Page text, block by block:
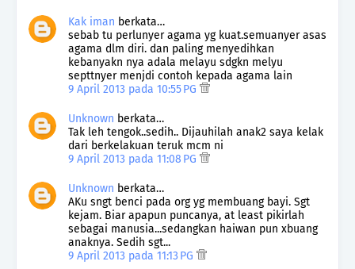
Kak iman berkata…
sebab tu perlunyer agama yg kuat.semuanyer asas
agama dlm diri. dan paling menyedihkan
kebanyakn nya adala melayu sdgkn melyu
septtnyer menjdi contoh kepada agama lain
9 April 2013 pada 10:55 PG
Unknown berkata…
Tak leh tengok..sedih.. Dijauhilah anak2 saya kelak
dari berkelakuan teruk mcm ni
9 April 2013 pada 11:08 PG
Unknown berkata…
AKu sngt benci pada org yg membuang bayi. Sgt
kejam. Biar apapun puncanya, at least pikirlah
sebagai manusia...sedangkan haiwan pun xbuang
anaknya. Sedih sgt...
9 April 2013 pada 11:13 PG